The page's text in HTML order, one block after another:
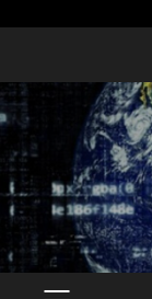
contenido